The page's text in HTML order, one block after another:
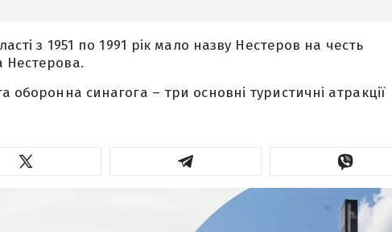
з 1951 по 1991 рік мало назву Нестеров на честь
Нестерова.
оборонна синагога – три основні туристичні атракції